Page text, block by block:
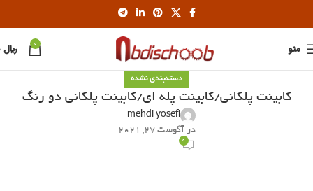
منو 0 ﷼
دسته‌بندی نشده
کابینت پلکانی/کابینت پله ای/کابینت پلکانی دو رنگ
mehdi yosefi
در آگوست 27, 2021
0